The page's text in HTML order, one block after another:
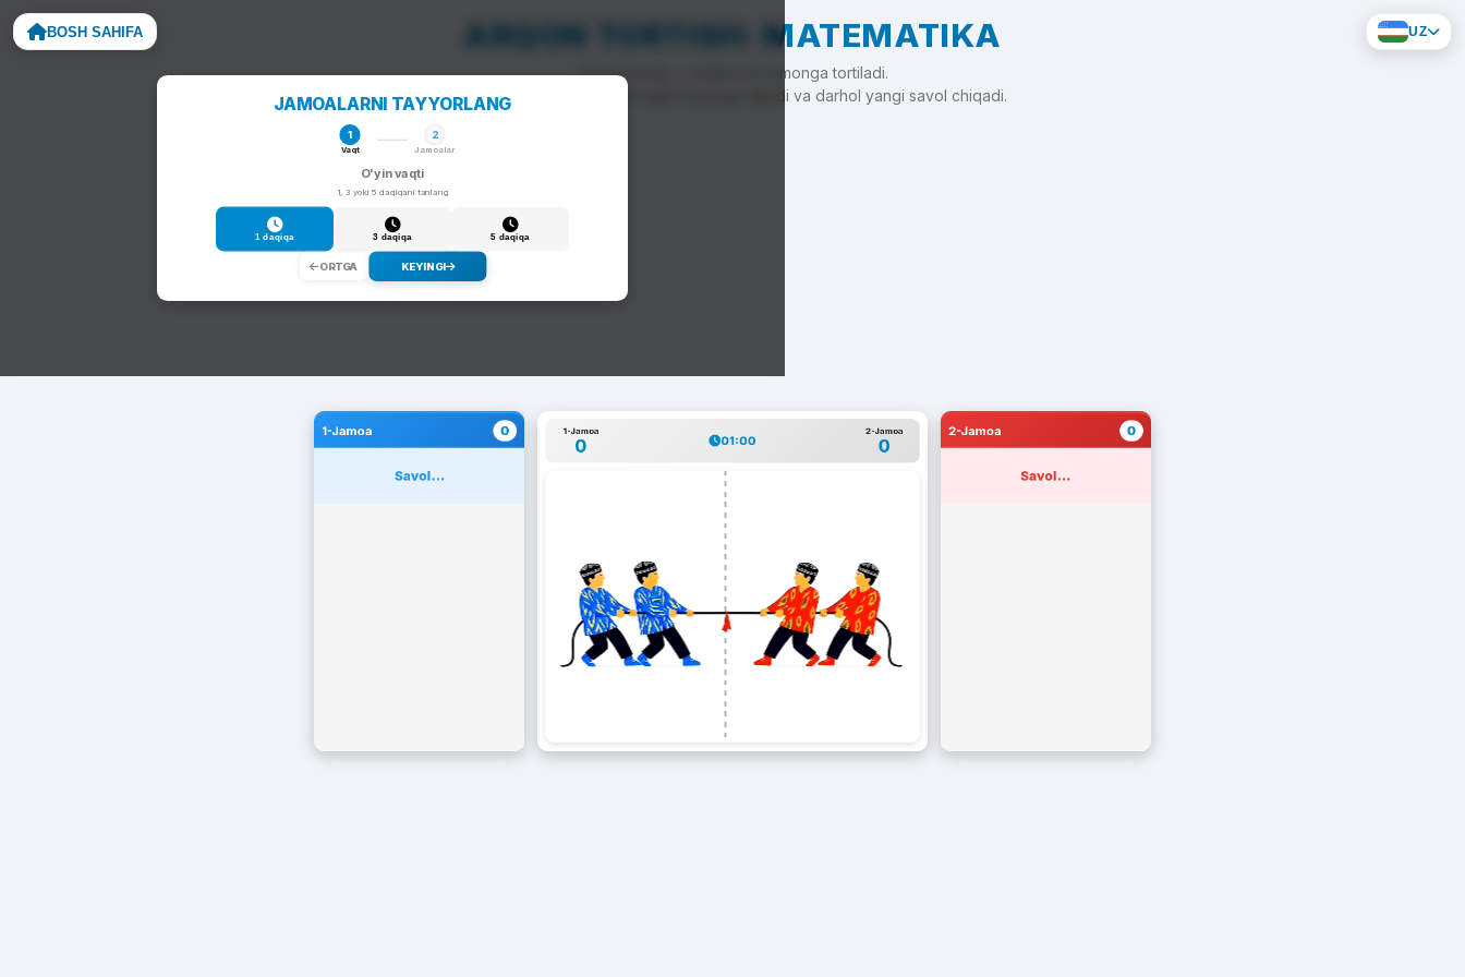
BOSH SAHIFA UZ
ARQON TORTISH: MATEMATIKA
To'g'ri javob — arqon siz tomonga tortiladi.
Noto'g'ri javob — arqon raqib tomonga siljiydi va darhol yangi savol chiqadi.
JAMOALARNI TAYYORLANG
1
Vaqt
2
Jamoalar
O'yin vaqti
1, 3 yoki 5 daqiqani tanlang
1 daqiqa 3 daqiqa 5 daqiqa
ORTGA KEYINGI
1-Jamoa 0
Savol...
1-Jamoa
0 01:00
2-Jamoa
0
2-Jamoa 0
Savol...